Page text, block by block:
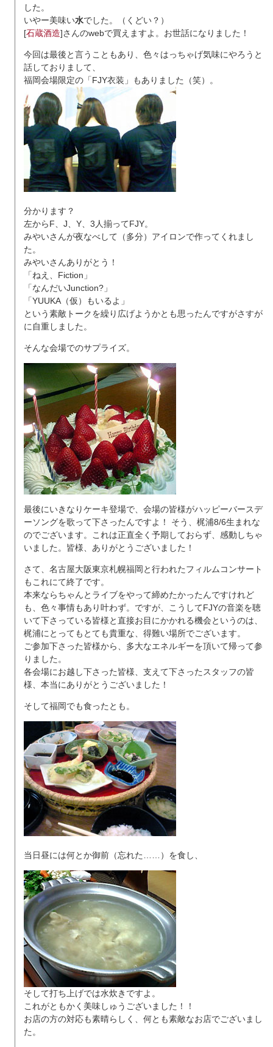
した。
いやー美味い水でした。（くどい？）
[石蔵酒造]さんのwebで買えますよ。お世話になりました！
今回は最後と言うこともあり、色々はっちゃげ気味にやろうと
話しておりまして、
福岡会場限定の「FJY衣装」もありました（笑）。
分かります？
左からF、J、Y、3人揃ってFJY。
みやいさんが夜なべして（多分）アイロンで作ってくれまし
た。
みやいさんありがとう！
「ねえ、Fiction」
「なんだいJunction?」
「YUUKA（仮）もいるよ」
という素敵トークを繰り広げようかとも思ったんですがさすが
に自重しました。
そんな会場でのサプライズ。
最後にいきなりケーキ登場で、会場の皆様がハッピーバースデ
ーソングを歌って下さったんですよ！ そう、梶浦8/6生まれな
のでございます。これは正直全く予期しておらず、感動しちゃ
いました。皆様、ありがとうございました！
さて、名古屋大阪東京札幌福岡と行われたフィルムコンサート
もこれにて終了です。
本来ならちゃんとライブをやって締めたかったんですけれど
も、色々事情もあり叶わず。ですが、こうしてFJYの音楽を聴
いて下さっている皆様と直接お目にかかれる機会というのは、
梶浦にとってもとても貴重な、得難い場所でございます。
ご参加下さった皆様から、多大なエネルギーを頂いて帰って参
りました。
各会場にお越し下さった皆様、支えて下さったスタッフの皆
様、本当にありがとうございました！
そして福岡でも食ったとも。
当日昼には何とか御前（忘れた……）を食し、
そして打ち上げでは水炊きですよ。
これがともかく美味しゅうございました！！
お店の方の対応も素晴らしく、何とも素敵なお店でございまし
た。